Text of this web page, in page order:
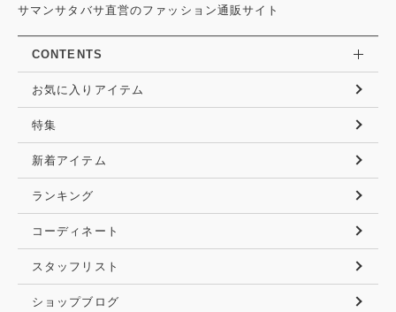
サマンサタバサ直営のファッション通販サイト
CONTENTS
お気に入りアイテム
特集
新着アイテム
ランキング
コーディネート
スタッフリスト
ショップブログ